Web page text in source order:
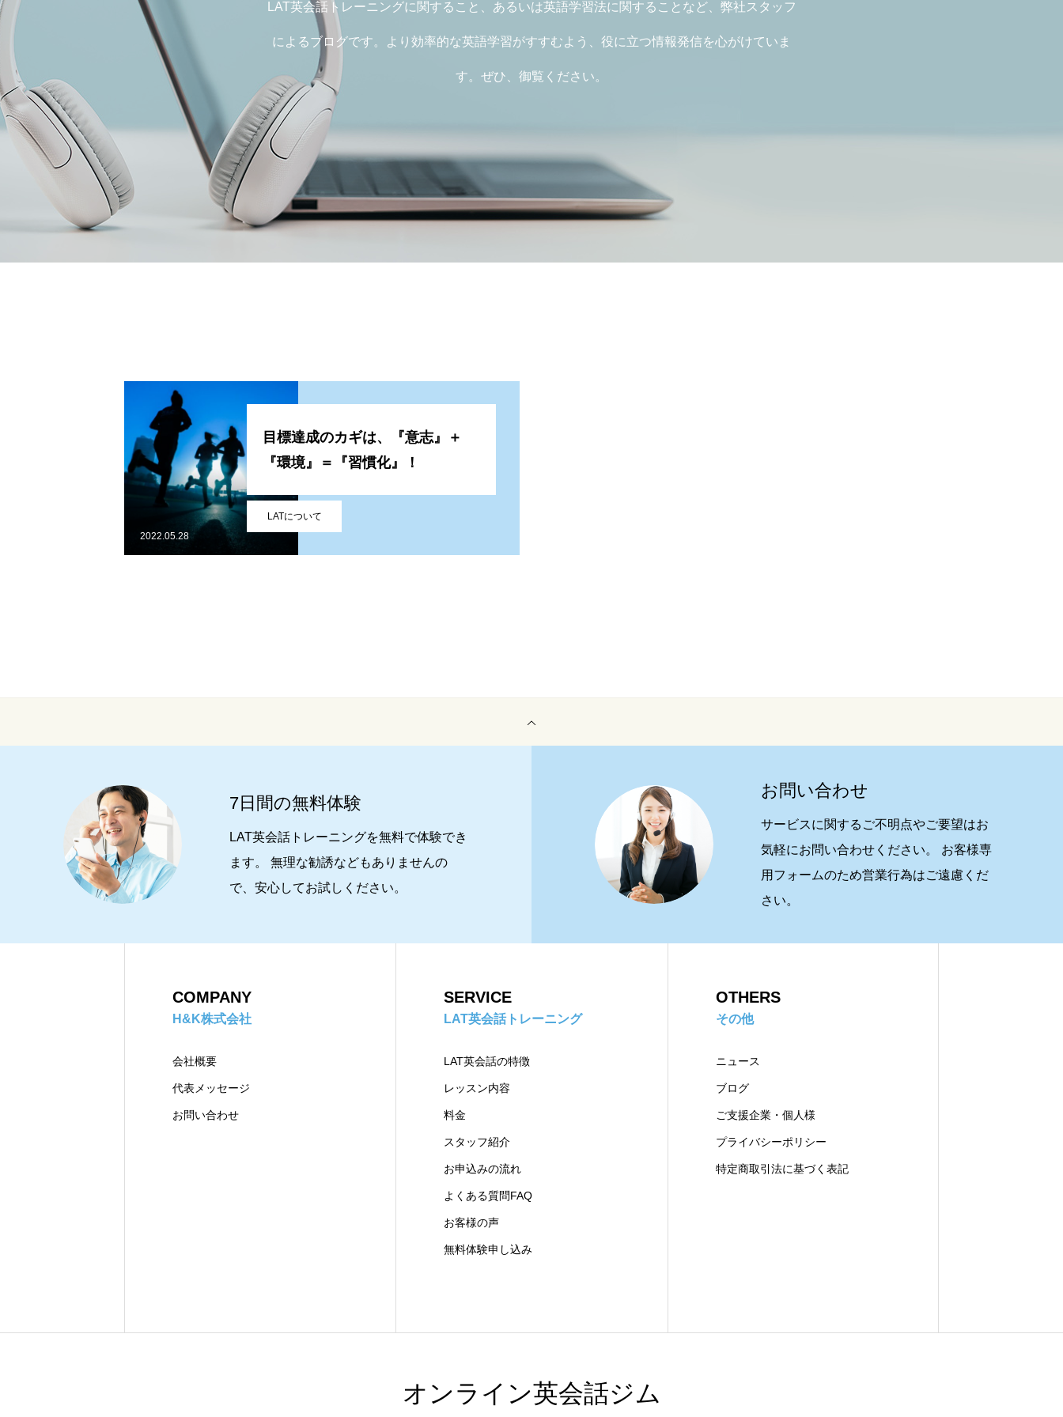
サービス
LAT英会話トレーニングに関すること、あるいは英語学習法に関することなど、弊社スタッフ
によるブログです。より効率的な英語学習がすすむよう、役に立つ情報発信を心がけていま
す。ぜひ、御覧ください。
LATについて
目標達成のカギは、『意志』＋
『環境』＝『習慣化』！
2022.05.28
7日間の無料体験
LAT英会話トレーニングを無料で体験でき
ます。 無理な勧誘などもありませんの
で、安心してお試しください。
お問い合わせ
サービスに関するご不明点やご要望はお
気軽にお問い合わせください。 お客様専
用フォームのため営業行為はご遠慮くだ
さい。
COMPANY
H&K株式会社
会社概要
代表メッセージ
お問い合わせ
SERVICE
LAT英会話トレーニング
LAT英会話の特徴
レッスン内容
料金
スタッフ紹介
お申込みの流れ
よくある質問FAQ
お客様の声
無料体験申し込み
OTHERS
その他
ニュース
ブログ
ご支援企業・個人様
プライバシーポリシー
特定商取引法に基づく表記
オンライン英会話ジム